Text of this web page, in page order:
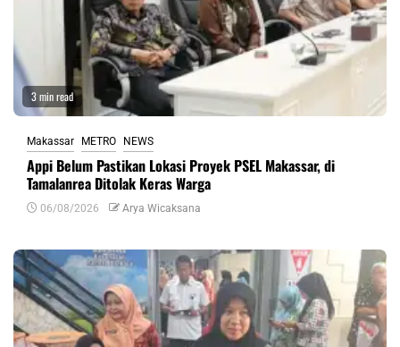
3 min read
Makassar METRO NEWS
Appi Belum Pastikan Lokasi Proyek PSEL Makassar, di
Tamalanrea Ditolak Keras Warga
06/08/2026 Arya Wicaksana